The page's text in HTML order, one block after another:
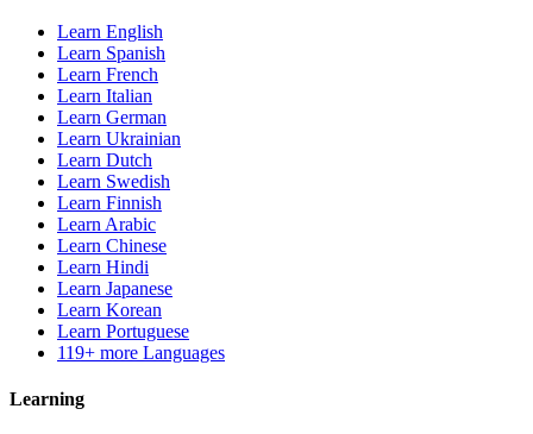
Learn English
Learn Spanish
Learn French
Learn Italian
Learn German
Learn Ukrainian
Learn Dutch
Learn Swedish
Learn Finnish
Learn Arabic
Learn Chinese
Learn Hindi
Learn Japanese
Learn Korean
Learn Portuguese
119+ more Languages
Learning